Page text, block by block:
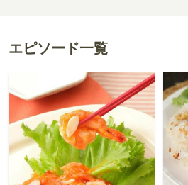
エピソード一覧